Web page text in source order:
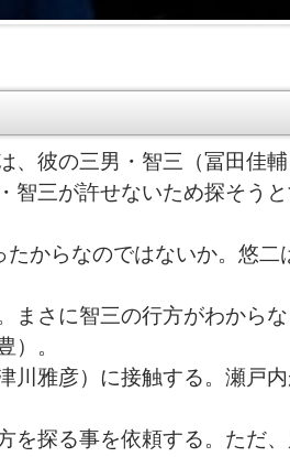
彼の三男・智三（冨田佳
智三が許せないため探そう
からなのではないか。悠二
さに智三の行方がわから
）。
雅彦）に接触する。瀬戸
探る事を依頼する。ただ